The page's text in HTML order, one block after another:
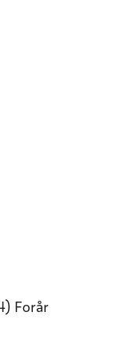
Forår